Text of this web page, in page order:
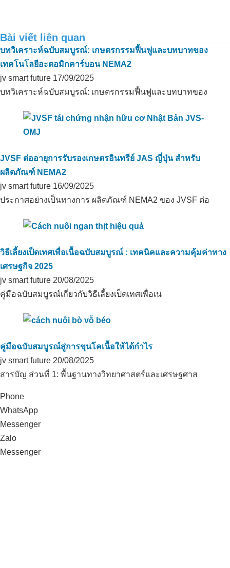
การประยุกต์ใช้คาร์บอนอินทรีย์ในการ
บำบัดกลิ่นของฟาร์มเป็ดในThanh Hoa,
เทคโนโลยีคาร์บอนอินทรีย์บำบัดกลิ่นใน
ฟาร์มปศุสัตว์ที่ฟาร์มโคนมฮาติญได้อย่าง
อินทรีย์สำหรับพื้นที่เพาะปลูกอินทรีย์
ในThanh Hoa, Long An
Bài viết liên quan
บทวิเคราะห์ฉบับสมบูรณ์: เกษตรกรรมฟื้นฟูและบทบาทของ
เทคโนโลยีอะตอมิกคาร์บอน NEMA2
jv smart future 17/09/2025
บทวิเคราะห์ฉบับสมบูรณ์: เกษตรกรรมฟื้นฟูและบทบาทของ
JVSF ต่ออายุการรับรองเกษตรอินทรีย์ JAS ญี่ปุ่น สำหรับ
ผลิตภัณฑ์ NEMA2
jv smart future 16/09/2025
ประกาศอย่างเป็นทางการ ผลิตภัณฑ์ NEMA2 ของ JVSF ต่อ
วิธีเลี้ยงเป็ดเทศเพื่อเนื้อฉบับสมบูรณ์ : เทคนิคและความคุ้มค่าทาง
เศรษฐกิจ 2025
jv smart future 20/08/2025
คู่มือฉบับสมบูรณ์เกี่ยวกับวิธีเลี้ยงเป็ดเทศเพื่อเน
คู่มือฉบับสมบูรณ์สู่การขุนโคเนื้อให้ได้กำไร
jv smart future 20/08/2025
สารบัญ ส่วนที่ 1: พื้นฐานทางวิทยาศาสตร์และเศรษฐศาส
Phone
WhatsApp
Messenger
Zalo
Messenger